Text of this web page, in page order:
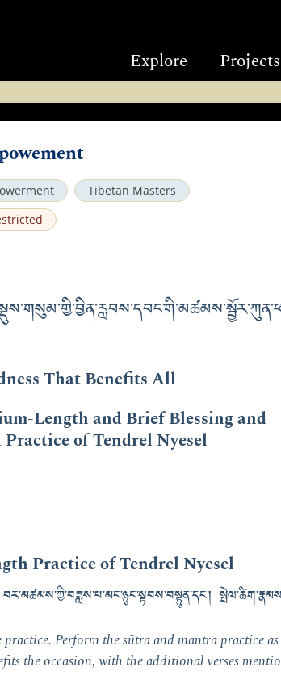
Explore Projects
Tibetan Masters
That Benefits All
Length and Brief Blessing and
of Tendrel Nyesel
Practice of Tendrel Nyesel
Perform the sūtra and mantra practice
the occasion, with the additional verses